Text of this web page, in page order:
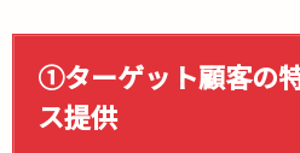
タ
ー
ゲ
ッ
①ターゲット顧客の
ス提供